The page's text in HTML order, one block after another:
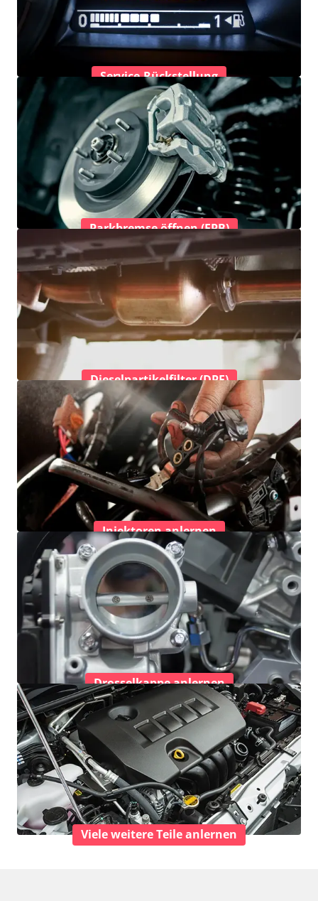
Service-Rückstellung
Parkbremse öffnen (EPB)
Dieselpartikelfilter (DPF)
Injektoren anlernen
Drosselkappe anlernen
Viele weitere Teile anlernen